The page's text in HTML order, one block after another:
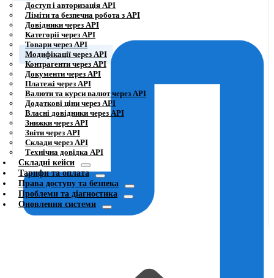
Доступ і авторизація API
Ліміти та безпечна робота з API
Довідники через API
Категорії через API
Товари через API
Модифікації через API
Контрагенти через API
Документи через API
Платежі через API
Валюти та курси валют через API
Додаткові ціни через API
Власні довідники через API
Знижки через API
Звіти через API
Склади через API
Технічна довідка API
Складні кейси
Тарифи та оплата
Права доступу та безпека
Проблеми та діагностика
Оновлення системи